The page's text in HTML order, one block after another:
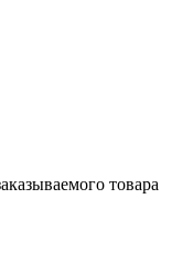
товара